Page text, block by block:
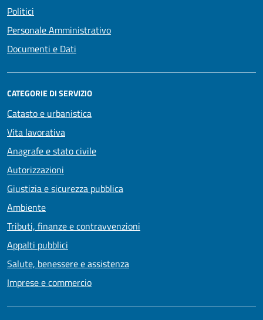
Politici
Personale Amministrativo
Documenti e Dati
CATEGORIE DI SERVIZIO
Catasto e urbanistica
Vita lavorativa
Anagrafe e stato civile
Autorizzazioni
Giustizia e sicurezza pubblica
Ambiente
Tributi, finanze e contravvenzioni
Appalti pubblici
Salute, benessere e assistenza
Imprese e commercio